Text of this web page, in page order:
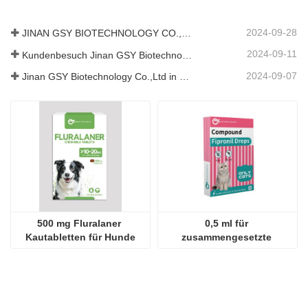
JINAN GSY BIOTECHNOLOGY CO., LTD. nahm an der Pakistan International Livestock Exhibition IPEX 2024 teil 2024-09-28
2024-09-11
2024-09-07
500 mg Fluralaner
Kautabletten für Hunde
0,5 ml für
zusammengesetzte